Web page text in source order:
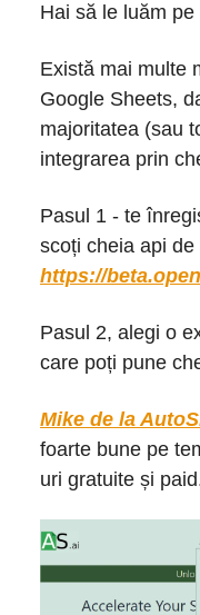
Hai să le luăm pe
Există mai multe
Google Sheets,
majoritatea (sau
integrarea prin
Pasul 1 - te
scoți cheia api de
https://
Pasul 2, alegi o
care poți pune
Mike de la
foarte bune pe
uri gratuite și